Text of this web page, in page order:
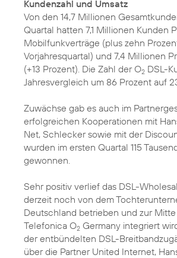
Kundenzahl und Umsatz
Von den 14,7 Millionen
Quartal hatten 7,1 Millionen Kunden
Mobilfunkverträge (plus zehn
Vorjahresquartal) und 7,4 Millionen
(+13 Prozent). Die Zahl der O2 DSL-
Jahresvergleich um 86 Prozent auf
Zuwächse gab es auch im
erfolgreichen Kooperationen mit
Net, Schlecker sowie mit der
wurden im ersten Quartal 115
gewonnen.
Sehr positiv verlief das DSL-
derzeit noch von dem
Deutschland betrieben und zur Mitte
Telefonica O2 Germany integriert
der entbündelten DSL-
über die Partner United Internet,